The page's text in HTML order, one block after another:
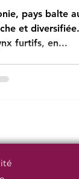
pays balte
et
furtifs, en...